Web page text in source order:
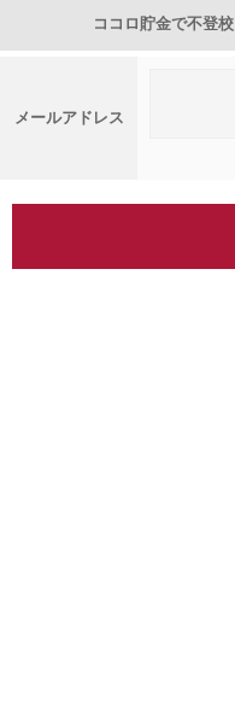
ココロ貯金で不登
メールアドレス